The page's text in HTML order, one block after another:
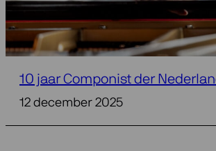
10 jaar Componist der
12 december 2025